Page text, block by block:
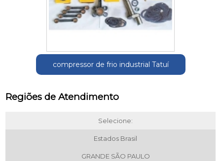
compressor de frio industrial Tatuí
Regiões de Atendimento
Selecione:
Estados Brasil
GRANDE SÃO PAULO